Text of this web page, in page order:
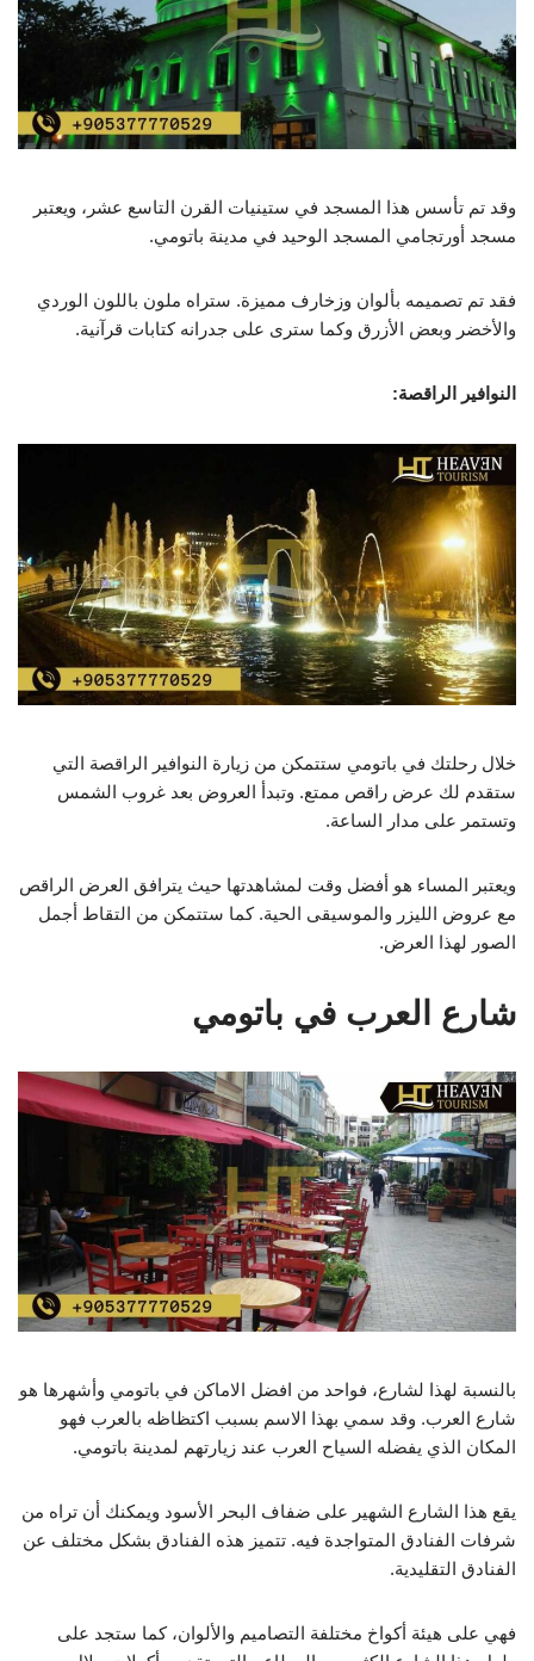
وقد تم تأسس هذا المسجد في ستينيات القرن التاسع عشر، ويعتبر
مسجد أورتجامي المسجد الوحيد في مدينة باتومي.
فقد تم تصميمه بألوان وزخارف مميزة. ستراه ملون باللون الوردي
والأخضر وبعض الأزرق وكما سترى على جدرانه كتابات قرآنية.
النوافير الراقصة:
خلال رحلتك في باتومي ستتمكن من زيارة النوافير الراقصة التي
ستقدم لك عرض راقص ممتع. وتبدأ العروض بعد غروب الشمس
وتستمر على مدار الساعة.
ويعتبر المساء هو أفضل وقت لمشاهدتها حيث يترافق العرض الراقص
مع عروض الليزر والموسيقى الحية. كما ستتمكن من التقاط أجمل
الصور لهذا العرض.
شارع العرب في باتومي
بالنسبة لهذا لشارع، فواحد من افضل الاماكن في باتومي وأشهرها هو
شارع العرب. وقد سمي بهذا الاسم بسبب اكتظاظه بالعرب فهو
المكان الذي يفضله السياح العرب عند زيارتهم لمدينة باتومي.
يقع هذا الشارع الشهير على ضفاف البحر الأسود ويمكنك أن تراه من
شرفات الفنادق المتواجدة فيه. تتميز هذه الفنادق بشكل مختلف عن
الفنادق التقليدية.
فهي على هيئة أكواخ مختلفة التصاميم والألوان، كما ستجد على